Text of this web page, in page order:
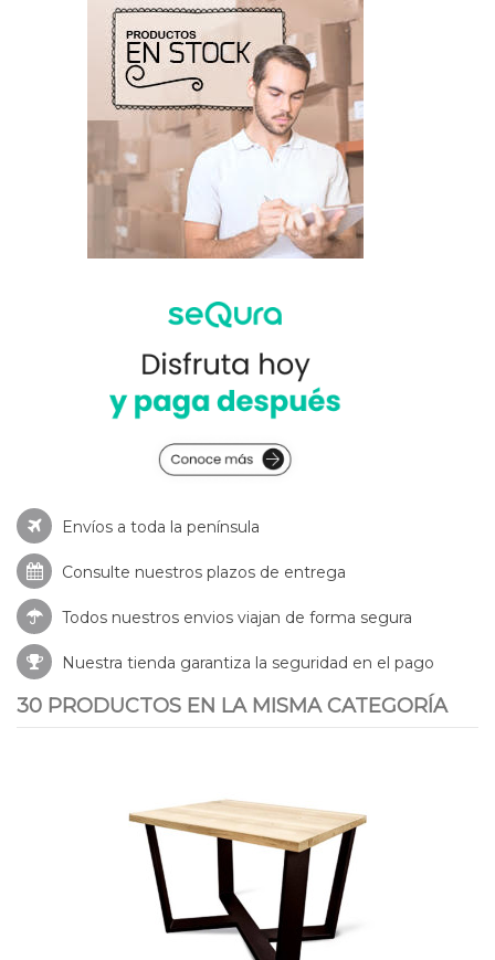
Envíos a toda la península
Consulte nuestros plazos de entrega
Todos nuestros envios viajan de forma segura
Nuestra tienda garantiza la seguridad en el pago
30 PRODUCTOS EN LA MISMA CATEGORÍA